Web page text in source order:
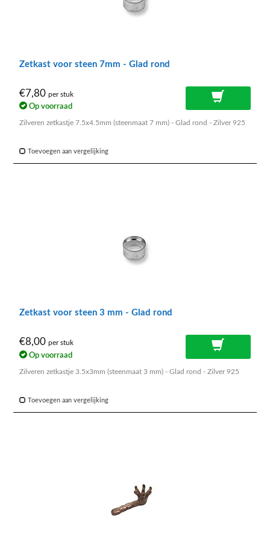
Zetkast voor steen 7mm - Glad rond
€7,80 per stuk
Op voorraad
Zilveren zetkastje 7.5x4.5mm (steenmaat 7 mm) - Glad rond - Zilver 925
Toevoegen aan vergelijking
Zetkast voor steen 3 mm - Glad rond
€8,00 per stuk
Op voorraad
Zilveren zetkastje 3.5x3mm (steenmaat 3 mm) - Glad rond - Zilver 925
Toevoegen aan vergelijking